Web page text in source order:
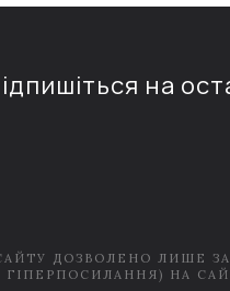
на
ДОЗВОЛЕНО ЛИШЕ
НА САЙТ